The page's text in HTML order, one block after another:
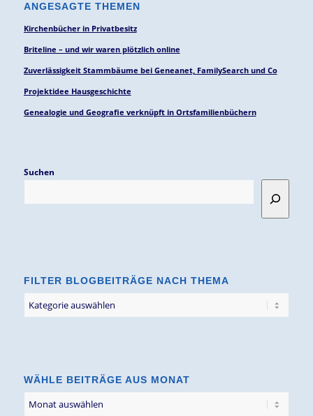
ANGESAGTE THEMEN
Kirchenbücher in Privatbesitz
Briteline – und wir waren plötzlich online
Zuverlässigkeit Stammbäume bei Geneanet, FamilySearch und Co
Projektidee Hausgeschichte
Genealogie und Geografie verknüpft in Ortsfamilienbüchern
Suchen
FILTER BLOGBEITRÄGE NACH THEMA
Blogbeiträge
WÄHLE BEITRÄGE AUS MONAT